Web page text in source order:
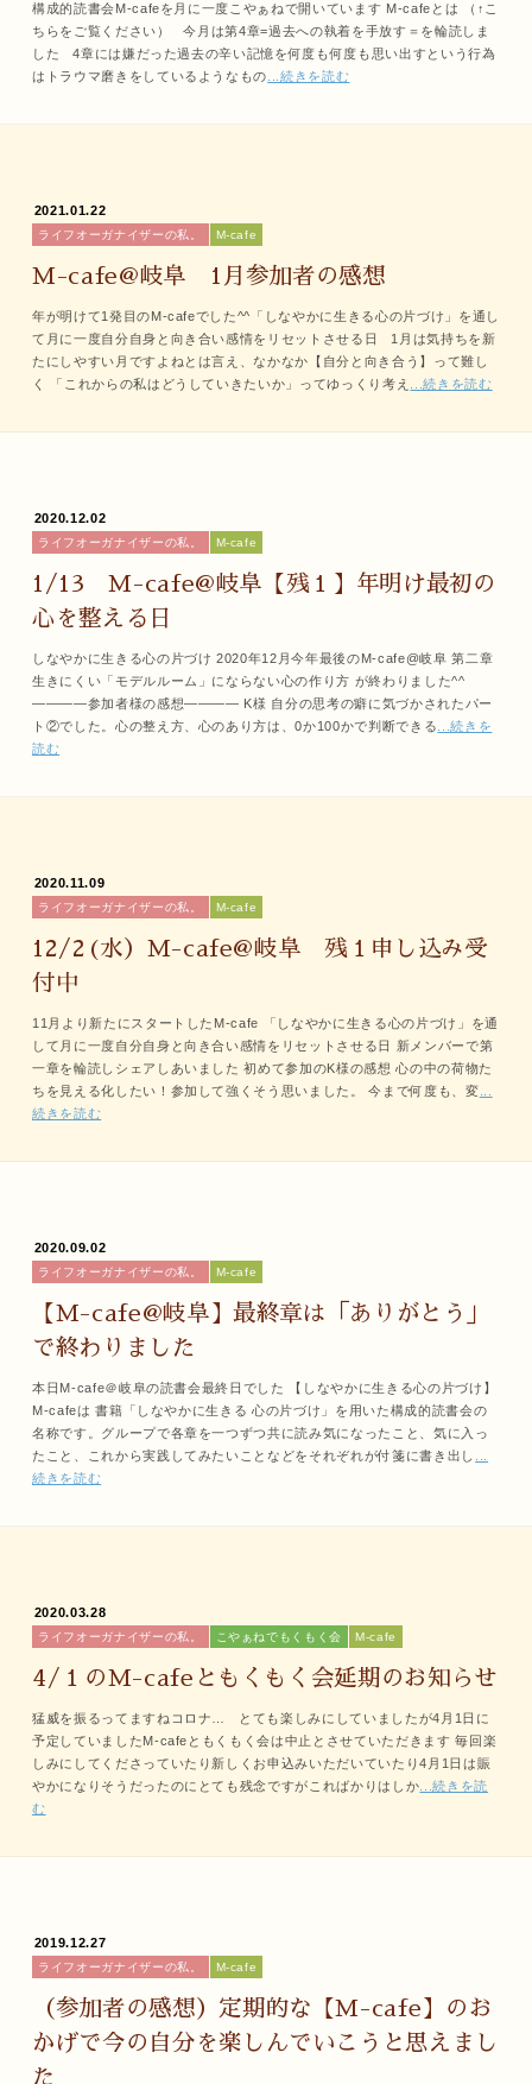
構成的読書会M-cafeを月に一度こやぁねで開いています M-cafeとは （↑こ
ちらをご覧ください） 今月は第4章=過去への執着を手放す＝を輪読しま
した 4章には嫌だった過去の辛い記憶を何度も何度も思い出すという行為
はトラウマ磨きをしているようなもの ...続きを読む
2021.01.22
ライフオーガナイザーの私。 M-cafe
M-cafe@岐阜 1月参加者の感想
年が明けて1発目のM-cafeでした^^「しなやかに生きる心の片づけ」を通し
て月に一度自分自身と向き合い感情をリセットさせる日 1月は気持ちを新
たにしやすい月ですよねとは言え、なかなか【自分と向き合う】って難し
く 「これからの私はどうしていきたいか」ってゆっくり考え
...続きを読む
2020.12.02
ライフオーガナイザーの私。 M-cafe
1/13 M-cafe@岐阜【残１】年明け最初の
心を整える日
しなやかに生きる心の片づけ 2020年12月今年最後のM-cafe@岐阜 第二章
生きにくい「モデルルーム」にならない心の作り方 が終わりました^^
――――参加者様の感想―――― K様 自分の思考の癖に気づかされたパー
ト②でした。心の整え方、心のあり方は、0か100かで判断できる
...続きを
読む
2020.11.09
ライフオーガナイザーの私。 M-cafe
12/2(水）M-cafe@岐阜 残１申し込み受
付中
11月より新たにスタートしたM-cafe 「しなやかに生きる心の片づけ」を通
して月に一度自分自身と向き合い感情をリセットさせる日 新メンバーで第
一章を輪読しシェアしあいました 初めて参加のK様の感想 心の中の荷物た
ちを見える化したい！参加して強くそう思いました。 今まで何度も、変
続きを読む
2020.09.02
ライフオーガナイザーの私。 M-cafe
【M-cafe@岐阜】最終章は「ありがとう」
で終わりました
本日M-cafe＠岐阜の読書会最終日でした 【しなやかに生きる心の片づけ】
M-cafeは 書籍「しなやかに生きる 心の片づけ」を用いた構成的読書会の
名称です。グループで各章を一つずつ共に読み気になったこと、気に入っ
たこと、これから実践してみたいことなどをそれぞれが付箋に書き出し
続きを読む
2020.03.28
ライフオーガナイザーの私。 こやぁねでもくもく会 M-cafe
4/１のM-cafeともくもく会延期のお知らせ
猛威を振るってますねコロナ… とても楽しみにしていましたが4月1日に
予定していましたM-cafeともくもく会は中止とさせていただきます 毎回楽
しみにしてくださっていたり新しくお申込みいただいていたり4月1日は賑
やかになりそうだったのにとても残念ですがこればかりはしか ...続きを読
む
2019.12.27
ライフオーガナイザーの私。 M-cafe
（参加者の感想）定期的な【M-cafe】のお
かげで今の自分を楽しんでいこうと思えまし
た